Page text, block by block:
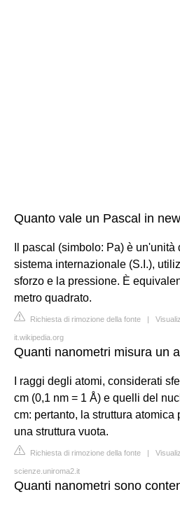
Quanto vale un Pascal in
Il pascal (simbolo: Pa) è
sistema internazionale (S.I.),
sforzo e la pressione. È
metro quadrato.
Richiesta di rimozione della fonte |
it.wikipedia.org
Quanti nanometri misura un
I raggi degli atomi, considerati
cm (0,1 nm = 1 Å) e quelli del
cm: pertanto, la struttura
una struttura vuota.
Richiesta di rimozione della fonte |
scienze.uniroma2.it
Quanti nanometri sono